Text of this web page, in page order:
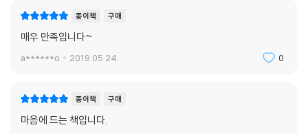
종이책 구매
매우 만족입니다~
a******o 2019.05.24. 0
종이책 구매
마음에 드는 책입니다.